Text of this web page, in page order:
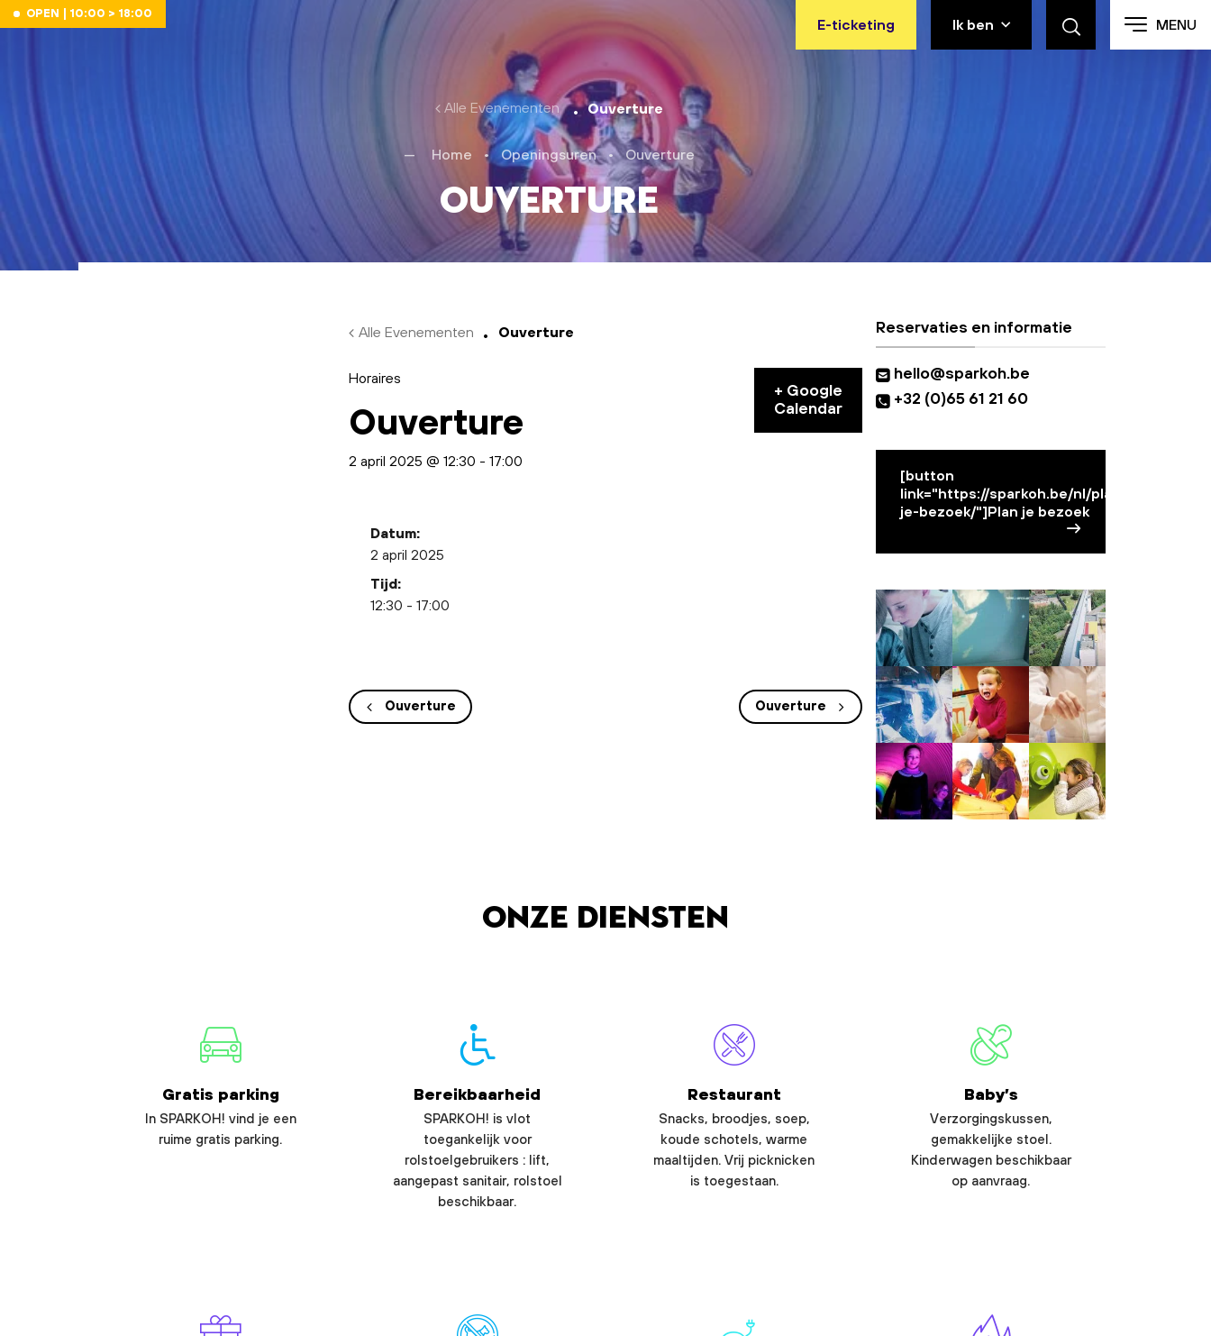
Skip to main content
OPEN | 10:00 > 18:00
E-ticketing Ik ben MENU
Alle Evenementen Ouverture
Ouverture
Home • Openingsuren • Ouverture
Alle Evenementen Ouverture
Horaires
Ouverture
2 april 2025 @ 12:30 - 17:00
Datum:
2 april 2025
Tijd:
12:30 - 17:00
+ Google
Calendar
Ouverture Ouverture
Reservaties en informatie
hello@sparkoh.be
+32 (0)65 61 21 60
[button
link="https://sparkoh.be/nl/plan-
je-bezoek/"]Plan je bezoek
Onze diensten
Gratis parking
In SPARKOH! vind je een
ruime gratis parking.
Bereikbaarheid
SPARKOH! is vlot
toegankelijk voor
rolstoelgebruikers : lift,
aangepast sanitair, rolstoel
beschikbaar.
Restaurant
Snacks, broodjes, soep,
koude schotels, warme
maaltijden. Vrij picknicken
is toegestaan.
Baby’s
Verzorgingskussen,
gemakkelijke stoel.
Kinderwagen beschikbaar
op aanvraag.